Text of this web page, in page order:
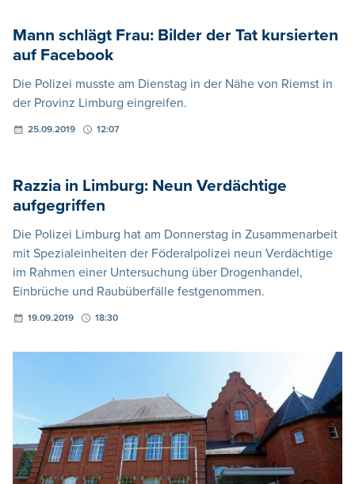
Mann schlägt Frau: Bilder der Tat kursierten
auf Facebook
Die Polizei musste am Dienstag in der Nähe von Riemst in
der Provinz Limburg eingreifen.
25.09.2019 12:07
Razzia in Limburg: Neun Verdächtige
aufgegriffen
Die Polizei Limburg hat am Donnerstag in Zusammenarbeit
mit Spezialeinheiten der Föderalpolizei neun Verdächtige
im Rahmen einer Untersuchung über Drogenhandel,
Einbrüche und Raubüberfälle festgenommen.
19.09.2019 18:30